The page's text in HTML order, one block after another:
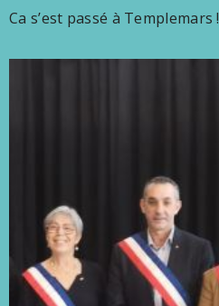
Ca s’est passé à Templemars !